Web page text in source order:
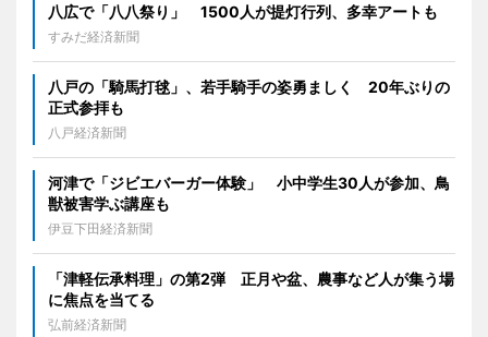
八広で「八八祭り」 1500人が提灯行列、多幸アートも
すみだ経済新聞
八戸の「騎馬打毬」、若手騎手の姿勇ましく 20年ぶりの
正式参拝も
八戸経済新聞
河津で「ジビエバーガー体験」 小中学生30人が参加、鳥
獣被害学ぶ講座も
伊豆下田経済新聞
「津軽伝承料理」の第2弾 正月や盆、農事など人が集う場
に焦点を当てる
弘前経済新聞